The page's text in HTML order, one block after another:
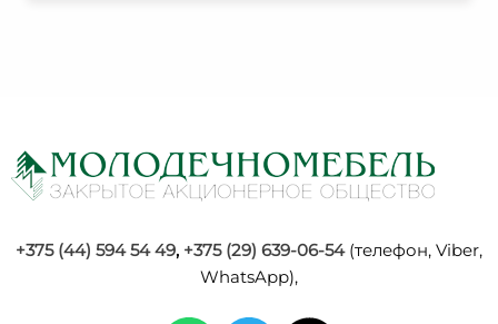
+375 (44) 594 54 49, +375 (29) 639-06-54(телефон, Viber,
WhatsApp),